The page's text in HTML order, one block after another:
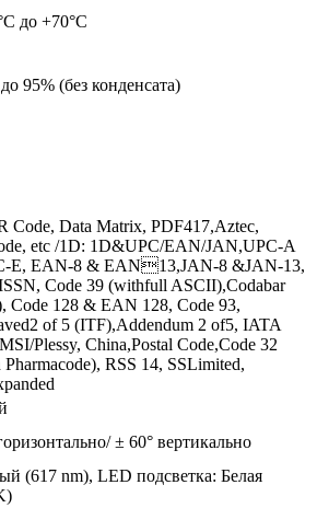
до +70°C
95% (без конденсата)
Code, Data Matrix, PDF417,Aztec,
etc /1D: 1D&UPC/EAN/JAN,UPC-A
E, EAN-8 & EAN13,JAN-8 &JAN-13,
Code 39 (withfull ASCII),Codabar
Code 128 & EAN 128, Code 93,
of 5 (ITF),Addendum 2 of5, IATA
Plessy, China,Postal Code,Code 32
Pharmacode), RSS 14, SSLimited,
± 60° вертикально
(617 nm), LED подсветка: Белая